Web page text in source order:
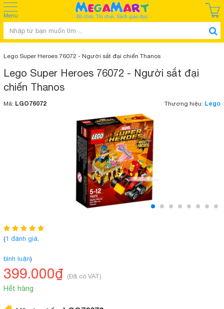
Menu
Lego Super Heroes 76072 - Người sắt đại chiến Thanos
Lego Super Heroes 76072 - Người sắt đại
chiến Thanos
Mã: LGO76072 Thương hiệu: Lego
(1 đánh giá,
bình luận)
399.000₫ (Đã có VAT)
Hết hàng